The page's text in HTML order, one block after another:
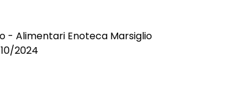
- Alimentari Enoteca Marsiglio
2024